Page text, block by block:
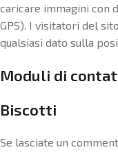
caricare immagini con
GPS). I visitatori del
qualsiasi dato sulla
Moduli di
Biscotti
Se lasciate un